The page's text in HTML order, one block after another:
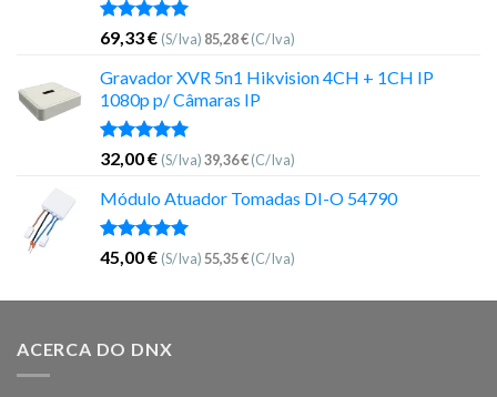
Avaliação
5.00
de 5
69,33€ (S/Iva) 85,28€(C/Iva)
Gravador XVR 5n1 Hikvision 4CH + 1CH IP
1080p p/ Câmaras IP
Avaliação
5.00
de 5
32,00€ (S/Iva)39,36€(C/Iva)
Módulo Atuador Tomadas DI-O 54790
Avaliação
5.00
de 5
45,00€ (S/Iva)55,35€(C/Iva)
ACERCA DO DNX